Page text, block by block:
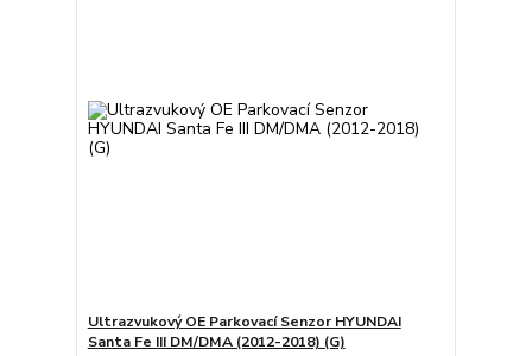
Ultrazvukový OE Parkovací Senzor HYUNDAI
Santa Fe III DM/DMA (2012-2018) (G)